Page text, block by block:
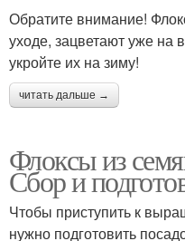
Обратите внимание!
уходе, зацветают уже на
укройте их на зиму!
читать дальше →
Флоксы из
Сбор и
Чтобы приступить к
нужно подготовить